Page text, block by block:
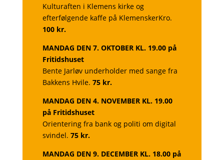
Kulturaften i Klemens kirke og
efterfølgende kaffe på KlemenskerKro.
100 kr.
MANDAG DEN 7. OKTOBER KL. 19.00 på
Fritidshuset
Bente Jarløv underholder med sange fra
Bakkens Hvile. 75 kr.
MANDAG DEN 4. NOVEMBER KL. 19.00
på Fritidshuset
Orientering fra bank og politi om digital
svindel. 75 kr.
MANDAG DEN 9. DECEMBER KL. 18.00 på